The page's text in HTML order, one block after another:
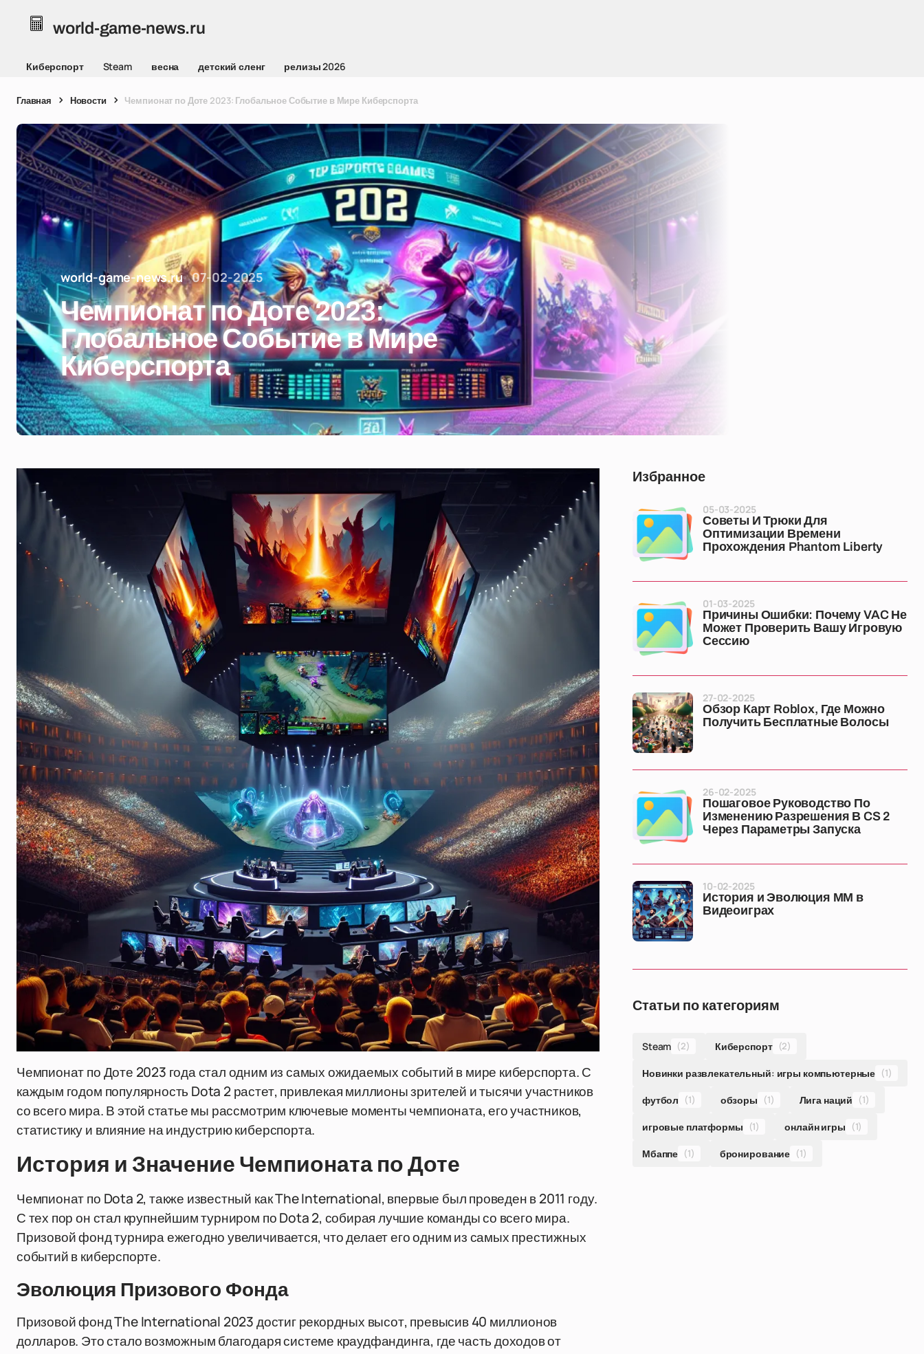
world-game-news.ru
Киберспорт Steam весна детский сленг релизы 2026
Главная Новости Чемпионат по Доте 2023: Глобальное Событие в Мире Киберспорта
world-game-news.ru 07-02-2025
Чемпионат по Доте 2023:
Глобальное Событие в Мире
Киберспорта
Чемпионат по Доте 2023 года стал одним из самых ожидаемых событий в мире киберспорта. С
каждым годом популярность Dota 2 растет, привлекая миллионы зрителей и тысячи участников
со всего мира. В этой статье мы рассмотрим ключевые моменты чемпионата, его участников,
статистику и влияние на индустрию киберспорта.
История и Значение Чемпионата по Доте
Чемпионат по Dota 2, также известный как The International, впервые был проведен в 2011 году.
С тех пор он стал крупнейшим турниром по Dota 2, собирая лучшие команды со всего мира.
Призовой фонд турнира ежегодно увеличивается, что делает его одним из самых престижных
событий в киберспорте.
Эволюция Призового Фонда
Призовой фонд The International 2023 достиг рекордных высот, превысив 40 миллионов
долларов. Это стало возможным благодаря системе краудфандинга, где часть доходов от
Избранное
Советы И Трюки Для
Оптимизации Времени
Прохождения Phantom Liberty
05-03-2025
Причины Ошибки: Почему VAC Не
Может Проверить Вашу Игровую
Сессию
01-03-2025
Обзор Карт Roblox, Где Можно
Получить Бесплатные Волосы
27-02-2025
Пошаговое Руководство По
Изменению Разрешения В CS 2
Через Параметры Запуска
26-02-2025
История и Эволюция ММ в
Видеоиграх
10-02-2025
Статьи по категориям
Steam (2) Киберспорт (2)
Новинки развлекательный: игры компьютерные (1)
футбол (1) обзоры (1) Лига наций (1)
игровые платформы (1) онлайн игры (1)
Мбаппе (1) бронирование (1)